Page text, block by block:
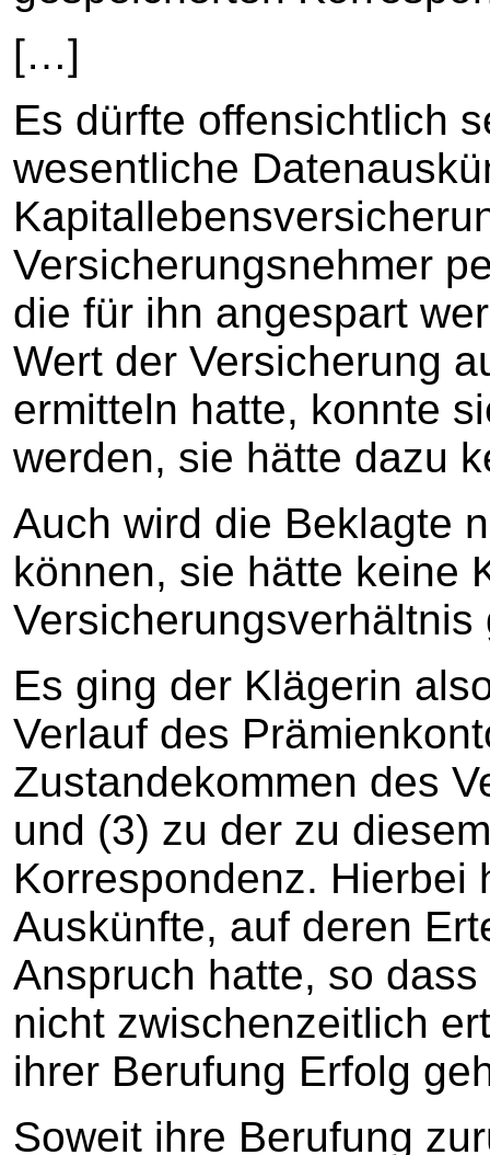
[…]
Es dürfte offensichtlich
wesentliche
Versicherungsnehmer
die für ihn angespart
Wert der Versicherung
ermitteln hatte, konnte
werden, sie hätte dazu
Auch wird die Beklagte
können, sie hätte keine
Es ging der Klägerin
Verlauf des
Zustandekommen des
und (3) zu der zu
Korrespondenz. Hierbei
Auskünfte, auf deren
Anspruch hatte, so
nicht zwischenzeitlich
ihrer Berufung Erfolg
Soweit ihre Berufung